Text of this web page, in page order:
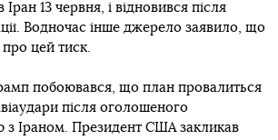
Іран 13 червня, і відновився після
Водночас інше джерело заявило, що
цей тиск.
побоювався, що план провалиться
після оголошеного
з Іраном. Президент США закликав